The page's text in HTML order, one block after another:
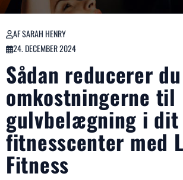
AF SARAH HENRY
24. DECEMBER 2024
Sådan reducerer du
omkostningerne til
gulvbelægning i dit
fitnesscenter med
Fitness